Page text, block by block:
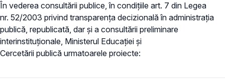
În vederea consultării publice, în condiţiile art. 7 din Legea
nr. 52/2003 privind transparenţa decizională în administraţia
publică, republicată, dar și a consultării preliminare
interinstituționale, Ministerul Educaţiei și
Cercetării publică urmatoarele proiecte: